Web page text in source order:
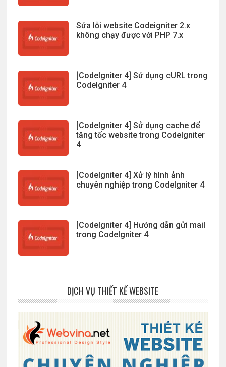
Sửa lỗi website Codeigniter 2.x
không chạy được với PHP 7.x
[CodeIgniter 4] Sử dụng cURL trong
CodeIgniter 4
[CodeIgniter 4] Sử dụng cache để
tăng tốc website trong CodeIgniter
4
[CodeIgniter 4] Xử lý hình ảnh
chuyên nghiệp trong CodeIgniter 4
[CodeIgniter 4] Hướng dẫn gửi mail
trong CodeIgniter 4
DỊCH VỤ THIẾT KẾ WEBSITE